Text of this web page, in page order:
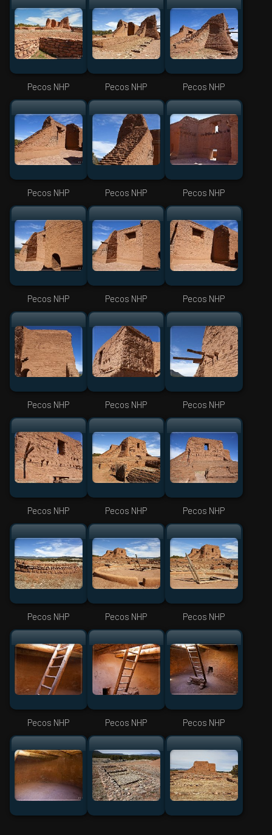
Pecos NHP Pecos NHP Pecos NHP
Pecos NHP Pecos NHP Pecos NHP
Pecos NHP Pecos NHP Pecos NHP
Pecos NHP Pecos NHP Pecos NHP
Pecos NHP Pecos NHP Pecos NHP
Pecos NHP Pecos NHP Pecos NHP
Pecos NHP Pecos NHP Pecos NHP